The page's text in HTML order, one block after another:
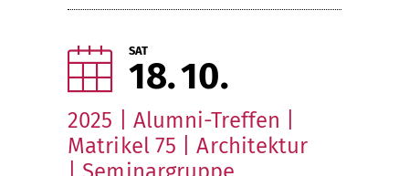
SAT
18 10
2025 | Alumni-Treffen |
Matrikel 75 | Architektur